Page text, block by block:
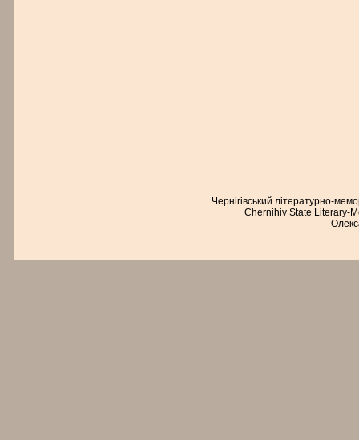
Чернігівський літературно-
Chernihiv State Literary-